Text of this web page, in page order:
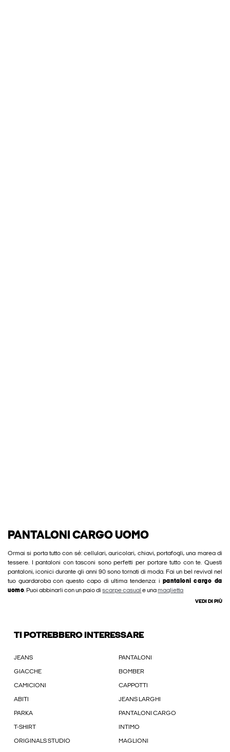
PANTALONI CARGO UOMO
Ormai si porta tutto con sé: cellulari, auricolari, chiavi, portafogli, una marea di
tessere. I pantaloni con tasconi sono perfetti per portare tutto con te. Questi
pantaloni, iconici durante gli anni 90 sono tornati di moda. Fai un bel revival nel
tuo guardaroba con questo capo di ultima tendenza: i pantaloni cargo da
uomo. Puoi abbinarli con un paio discarpe casual e unamaglietta
VEDI DI PIÙ
TI POTREBBERO INTERESSARE
JEANS PANTALONI
GIACCHE BOMBER
CAMICIONI CAPPOTTI
ABITI JEANS LARGHI
PARKA PANTALONI CARGO
T-SHIRT INTIMO
ORIGINALS STUDIO MAGLIONI